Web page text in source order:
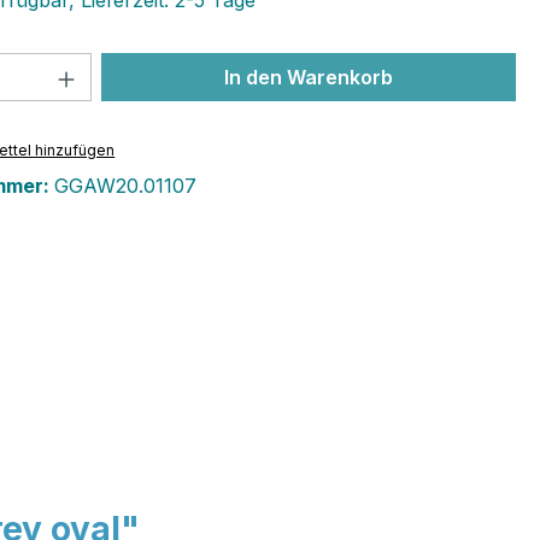
Anzahl: Gib den gewünschten Wert
In den Warenkorb
hinzufügen
GGAW20.01107
oval"